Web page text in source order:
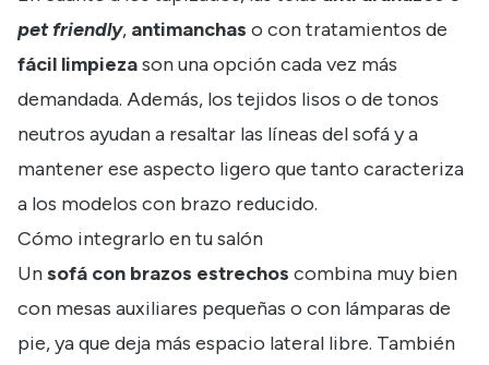
pet friendly, antimanchas o con tratamientos de
fácil limpiezason una opción cada vez más
demandada. Además, los tejidos lisos o de tonos
neutros ayudan a resaltar las líneas del sofá y a
mantener ese aspecto ligero que tanto caracteriza
a los modelos con brazo reducido.
Cómo integrarlo en tu salón
Unsofá con brazos estrechos combina muy bien
con mesas auxiliares pequeñas o con lámparas de
pie, ya que deja más espacio lateral libre. También